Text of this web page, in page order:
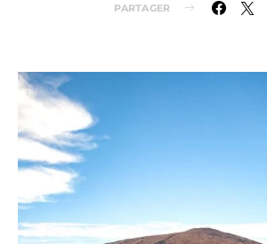
PARTAGER